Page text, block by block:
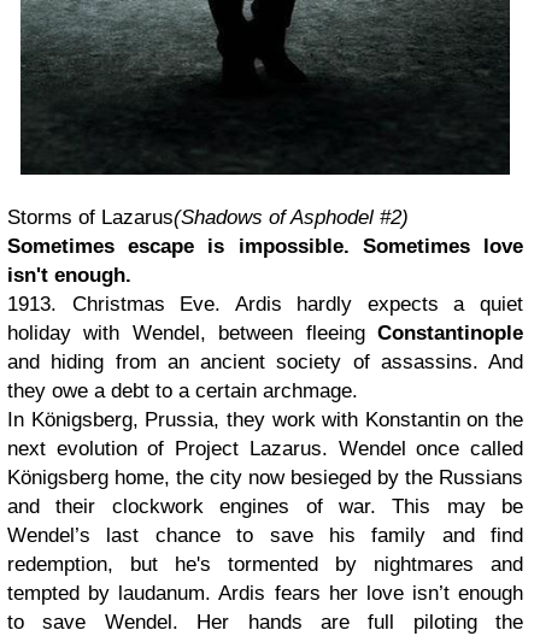
Storms of Lazarus(Shadows of Asphodel #2)
Sometimes escape is impossible. Sometimes love
isn't enough.
1913. Christmas Eve. Ardis hardly expects a quiet
holiday with Wendel, between fleeing Constantinople
and hiding from an ancient society of assassins. And
they owe a debt to a certain archmage.
In Königsberg, Prussia, they work with Konstantin on the
next evolution of Project Lazarus. Wendel once called
Königsberg home, the city now besieged by the Russians
and their clockwork engines of war. This may be
Wendel’s last chance to save his family and find
redemption, but he's tormented by nightmares and
tempted by laudanum. Ardis fears her love isn’t enough
to save Wendel. Her hands are full piloting the